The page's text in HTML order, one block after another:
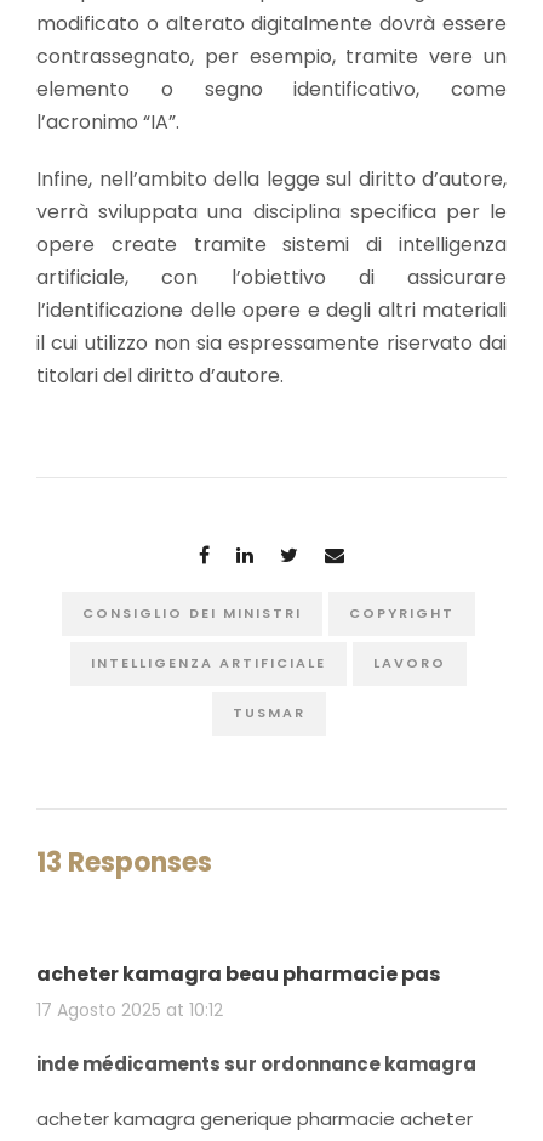
modificato o alterato digitalmente dovrà essere
contrassegnato, per esempio, tramite vere un
elemento o segno identificativo, come
l’acronimo “IA”.
Infine, nell’ambito della legge sul diritto d’autore,
verrà sviluppata una disciplina specifica per le
opere create tramite sistemi di intelligenza
artificiale, con l’obiettivo di assicurare
l’identificazione delle opere e degli altri materiali
il cui utilizzo non sia espressamente riservato dai
titolari del diritto d’autore.
CONSIGLIO DEI MINISTRI COPYRIGHT
INTELLIGENZA ARTIFICIALE LAVORO
TUSMAR
13 Responses
acheter kamagra beau pharmacie pas
17 Agosto 2025 at 10:12
inde médicaments sur ordonnance kamagra
acheter kamagra generique pharmacie acheter